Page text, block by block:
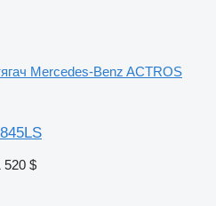
Mercedes-Benz ACTROS
520 $